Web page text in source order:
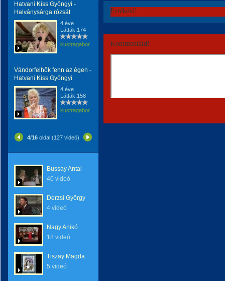
Hatvani Kiss Gyöngyi -
Halványsárga rózsát
4 éve
Látták:174
kustragabor
Vándorfelhők fenn az égen -
Hatvani Kiss Gyöngyi
4 éve
Látták:158
kustragabor
4/16 oldal (127 videó)
Bussay Antal
40 videó
Derzsi György
4 videó
Nagy Anikó
18 videó
Tiszay Magda
5 videó
Értékeld!
Kommentáld!